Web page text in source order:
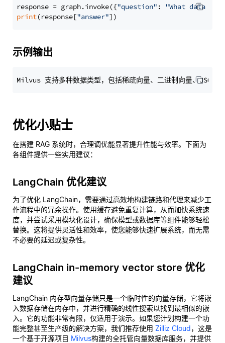
response = graph.invoke({"question" : "What data
print(response["answer"
示例输出
优化小贴士
在搭建 RAG 系统时，合理调优能显著提升性能与效率。下面为
各组件提供一些实用建议：
LangChain 优化建议
为了优化 LangChain，需要通过高效地构建链路和代理来减少工
作流程中的冗余操作。使用缓存避免重复计算，从而加快系统速
度，并尝试采用模块化设计，确保模型或数据库等组件能够轻松
替换。这将提供灵活性和效率，使您能够快速扩展系统，而无需
不必要的延迟或复杂性。
LangChain in-memory vector store 优化
建议
LangChain 内存型向量存储只是一个临时性的向量存储，它将嵌
入数据存储在内存中，并进行精确的线性搜索以找到最相似的嵌
入。它的功能非常有限，仅适用于演示。如果您计划构建一个功
能完整甚至生产级的解决方案，我们推荐使用 Zilliz Cloud，这是
一个基于开源项目 Milvus构建的全托管向量数据库服务，并提供